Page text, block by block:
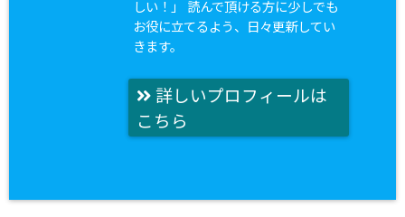
しい！」 読んで頂ける方に少しでも
お役に立てるよう、日々更新してい
きます。
詳しいプロフィールは
こちら